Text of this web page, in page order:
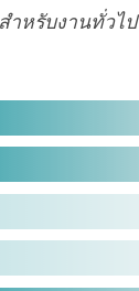
ำหรับงานทั่วไป